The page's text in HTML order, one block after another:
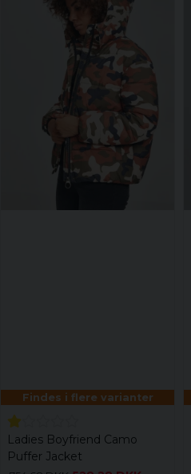
Findes i flere varianter
Ladies Boyfriend Camo
Puffer Jacket